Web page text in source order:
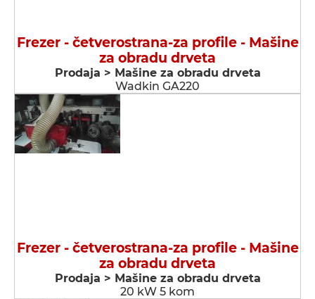
Frezer - četverostrana-za profile - Мašine
za obradu drveta
Prodaja > Мašine za obradu drveta
Wadkin GA220
Frezer - četverostrana-za profile - Мašine
za obradu drveta
Prodaja > Мašine za obradu drveta
20 kW 5 kom